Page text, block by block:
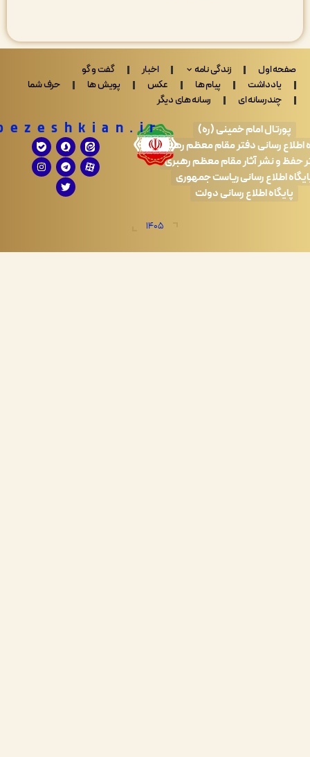
اول زندگی نامه اخبار
گفت و گو
پیام ها عکس پویش ها
حرف شما
ای
رسانه های دیگر
امام خمینی (ره)
رسانی دفتر مقام معظم رهبری
آثار مقام معظم رهبری
رسانی ریاست جمهوری
اطلاع رسانی دولت
Drpezeshkian.ir